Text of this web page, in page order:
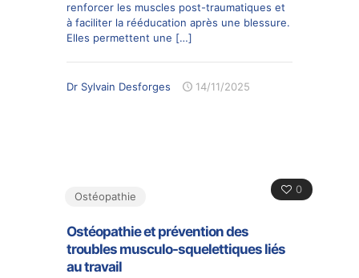
renforcer les muscles post-traumatiques et
à faciliter la rééducation après une blessure.
Elles permettent une […]
Dr Sylvain Desforges 14/11/2025
0
Ostéopathie
Ostéopathie et prévention des
troubles musculo-squelettiques liés
au travail